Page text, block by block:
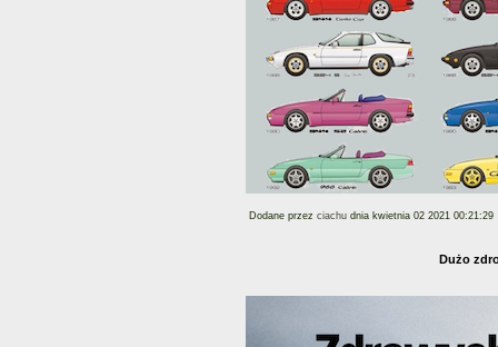
Dodane przez ciachu dnia kwietnia 02 2021 00:21:29
Dużo